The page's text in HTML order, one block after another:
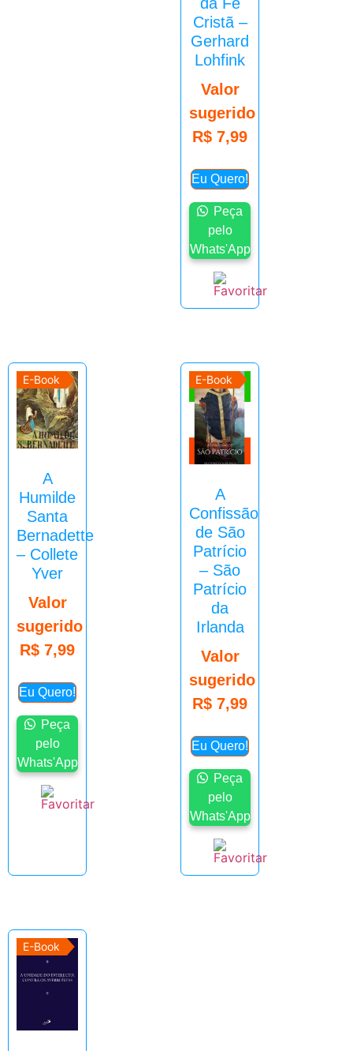
da Fé
Cristã –
Gerhard
Lohfink
Valor
sugerido
R$ 7,99
Eu Quero!
Peça
pelo
Whats'App
E-Book
A
Humilde
Santa
Bernadette
– Collete
Yver
Valor
sugerido
R$ 7,99
Eu Quero!
Peça
pelo
Whats'App
E-Book
A
Confissão
de São
Patrício
– São
Patrício
da
Irlanda
Valor
sugerido
R$ 7,99
Eu Quero!
Peça
pelo
Whats'App
E-Book